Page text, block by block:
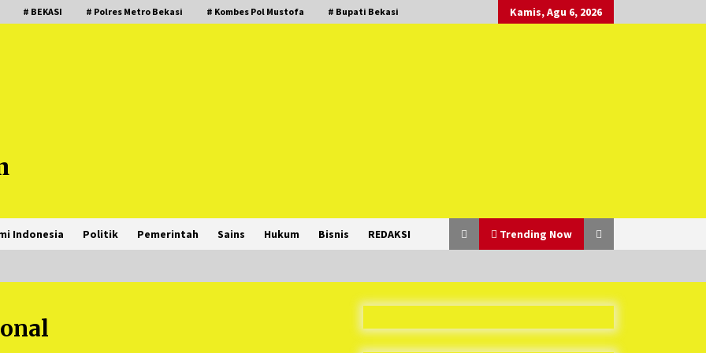
# BEKASI # Polres Metro Bekasi # Kombes Pol Mustofa # Bupati Bekasi Kamis, Agu 6, 2026
Indonesia Politik Pemerintah Sains Hukum Bisnis REDAKSI Trending Now
Tak Dapat Fasilitas yang Sesuai,
Para Peserta Retret Aparatur Desa